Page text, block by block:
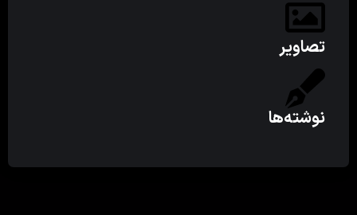
تصاویر
نوشته‌ها